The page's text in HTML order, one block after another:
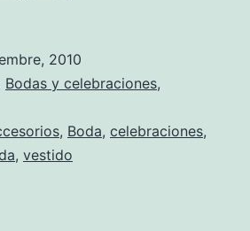
usar
día
de
2010
Bodas y celebraciones,
, Boda, celebraciones,
, vestido